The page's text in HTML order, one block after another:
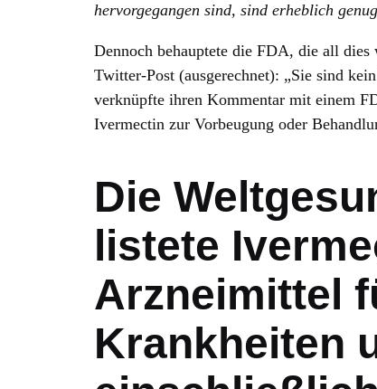
hervorgegangen sind, sind erheblich
Dennoch behauptete die FDA, die all
Twitter-Post (ausgerechnet): „Sie sind
verknüpfte ihren Kommentar mit einem
Ivermectin zur Vorbeugung oder
Die
listete
Arzneimittel
Krankheiten